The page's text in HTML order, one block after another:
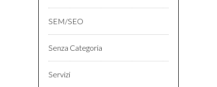
SEM/SEO
Senza Categoria
Servizi